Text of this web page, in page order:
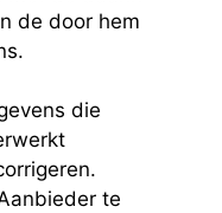
de door hem
die
te